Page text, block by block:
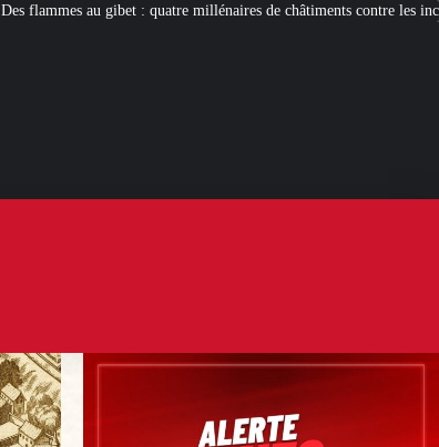
millénaires de châtiments contre les incendiaires Palais